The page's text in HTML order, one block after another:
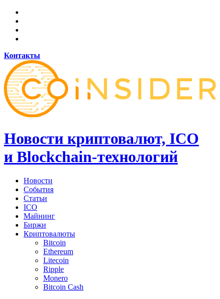
Контакты
Новости криптовалют, ICO
и Blockchain-технологий
Новости
События
Статьи
ICO
Майнинг
Биржи
Криптовалюты
Bitcoin
Ethereum
Litecoin
Ripple
Monero
Bitcoin Cash